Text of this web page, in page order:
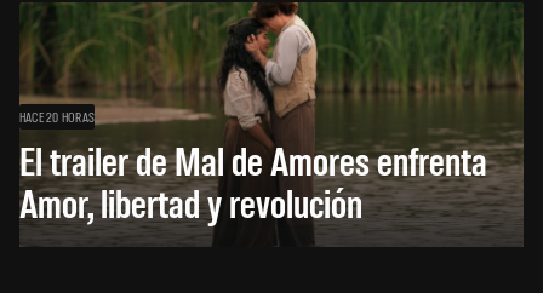
HACE 20 HORAS
El trailer de Mal de Amores enfrenta
Amor, libertad y revolución